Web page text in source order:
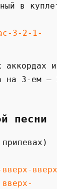
в
3-2-1-
на 3-ем —
песни
вверх-
вверх-